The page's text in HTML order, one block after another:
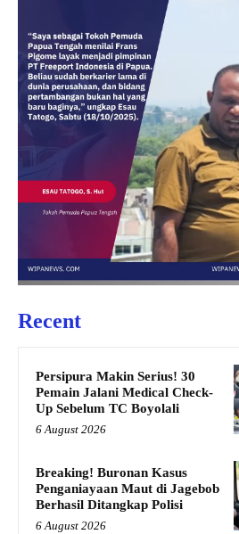
Recent
Persipura Makin Serius! 30
Pemain Jalani Medical Check-
Up Sebelum TC Boyolali
6 August 2026
Breaking! Buronan Kasus
Penganiayaan Maut di Jagebob
Berhasil Ditangkap Polisi
6 August 2026